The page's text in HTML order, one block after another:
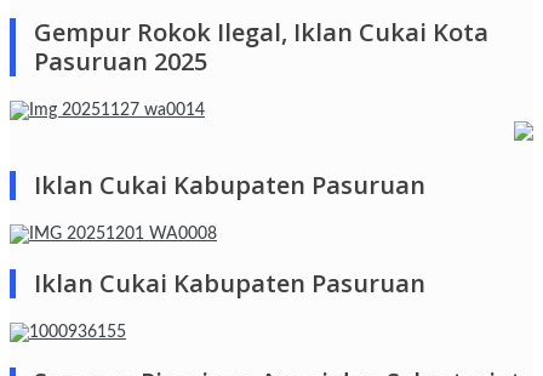
Gempur Rokok Ilegal, Iklan Cukai Kota
Pasuruan 2025
Iklan Cukai Kabupaten Pasuruan
Iklan Cukai Kabupaten Pasuruan